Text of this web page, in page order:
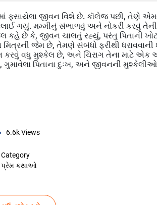
ફસાયેલા જીવન વિશે છે. કૉલેજ પછી, તેણે
ગયું. મમ્મીનું સંભાળવું અને નોકરી કરવું
છે કે, જીવન ચાલતું રહ્યું, પરંતુ પિતાની
મિત્રની જેમ છે, તેમણે સંબંધો ફરીથી
વધુ મુશ્કેલ છે, અને ચિરાગ તેના માટે એક
પિતાના દુઃખ, અને જીવનની
6.6kViews
Category
પ્રેમ કથાઓ